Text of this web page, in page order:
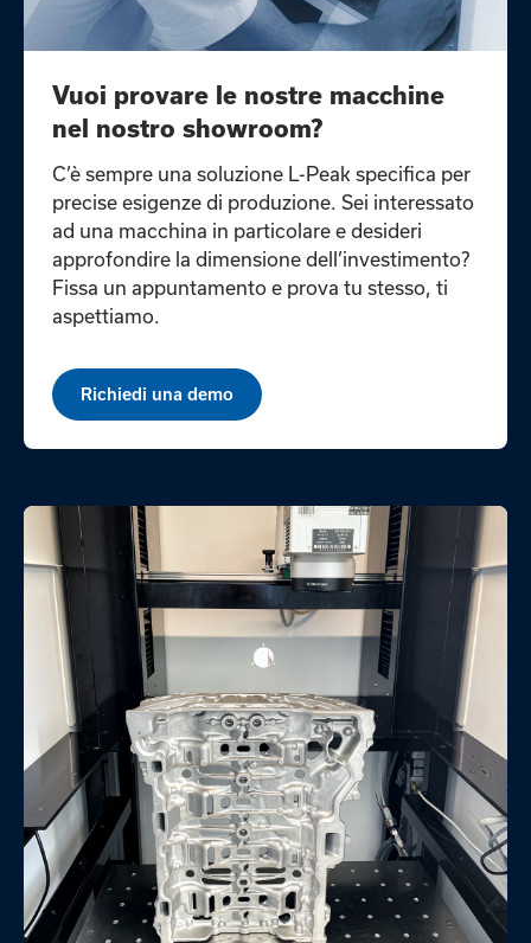
Vuoi provare le nostre macchine
nel nostro showroom?
C’è sempre una soluzione L-Peak specifica per
precise esigenze di produzione. Sei interessato
ad una macchina in particolare e desideri
approfondire la dimensione dell’investimento?
Fissa un appuntamento e prova tu stesso, ti
aspettiamo.
Richiedi una demo